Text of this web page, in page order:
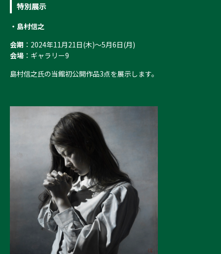
特別展示
・島村信之
会期 ：2024年11月21日(木)～5月6日(月)
会場 ：ギャラリー9
島村信之氏の当館初公開作品3点を展示します。